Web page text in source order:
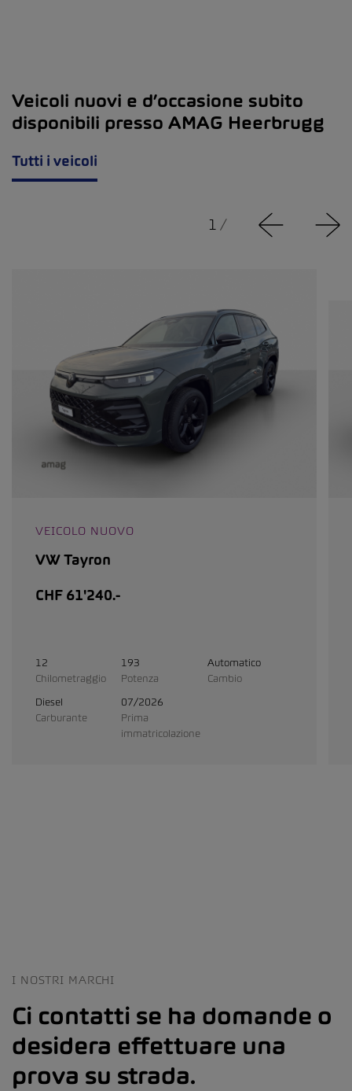
Veicoli nuovi e d’occasione subito
disponibili presso AMAG Heerbrugg
Tutti i veicoli
1 /
VEICOLO NUOVO
VW Tayron
CHF 61'240.-
12
Chilometraggio
193
Potenza
Automatico
Cambio
Diesel
Carburante
07/2026
Prima
immatricolazione
I NOSTRI MARCHI
Ci contatti se ha domande o
desidera effettuare una
prova su strada.